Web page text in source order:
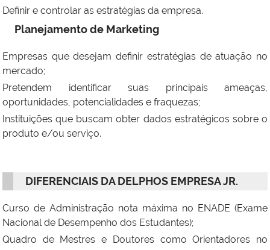
Definir e controlar as estratégias da empresa.
Planejamento de Marketing
Empresas que desejam definir estratégias de atuação no
mercado;
Pretendem identificar suas principais ameaças,
oportunidades, potencialidades e fraquezas;
Instituições que buscam obter dados estratégicos sobre o
produto e/ou serviço.
DIFERENCIAIS DA DELPHOS EMPRESA JR.
Curso de Administração nota máxima no ENADE (Exame
Nacional de Desempenho dos Estudantes);
Quadro de Mestres e Doutores como Orientadores no